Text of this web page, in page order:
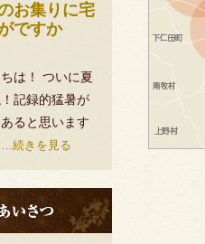
お集りに宅
ですか
は！ ついに夏
記録的猛暑が
ると思います
…続きを見る